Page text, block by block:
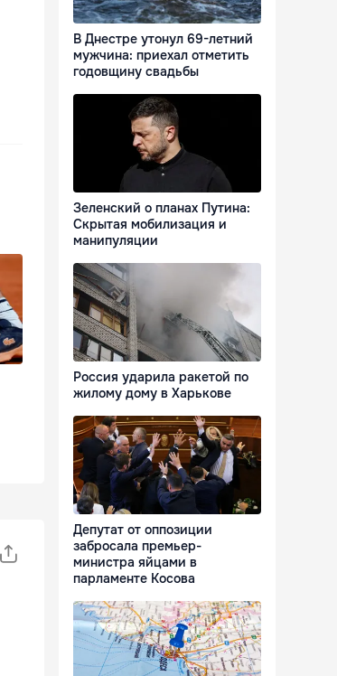
В Днестре утонул 69-летний
мужчина: приехал отметить
годовщину свадьбы
Зеленский о планах Путина:
Скрытая мобилизация и
манипуляции
Россия ударила ракетой по
жилому дому в Харькове
Депутат от оппозиции
забросала премьер-
министра яйцами в
парламенте Косова